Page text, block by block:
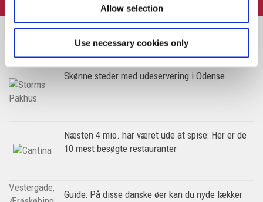
Allow selection
Use necessary cookies only
Skønne steder med udeservering i Odense
Næsten 4 mio. har været ude at spise: Her er de
10 mest besøgte restauranter
Guide: På disse danske øer kan du nyde lækker